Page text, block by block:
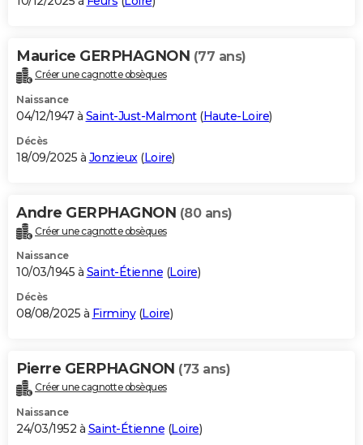
Maurice GERPHAGNON (77 ans)
Créer une cagnotte obsèques
Naissance
04/12/1947 à Saint-Just-Malmont(Haute-Loire)
Décès
18/09/2025 à Jonzieux (Loire)
Andre GERPHAGNON (80 ans)
Créer une cagnotte obsèques
Naissance
10/03/1945 à Saint-Étienne (Loire)
Décès
08/08/2025 à Firminy(Loire)
Pierre GERPHAGNON (73 ans)
Créer une cagnotte obsèques
Naissance
24/03/1952 à Saint-Étienne (Loire)